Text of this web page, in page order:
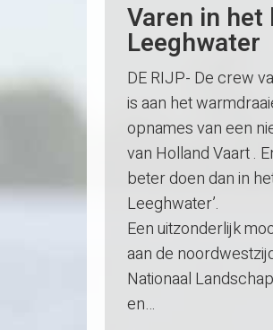
Varen in het
Leeghwater
DE RIJP- De crew
is aan het
opnames van een
van Holland Vaart .
beter doen dan in
Leeghwater’.
Een uitzonderlijk
aan de
Nationaal
en…